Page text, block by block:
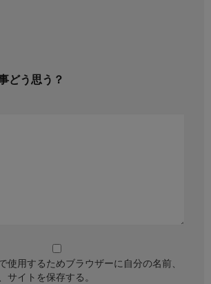
どう思う？
使用するためブラウザーに自分の名前、
サイトを保存する。